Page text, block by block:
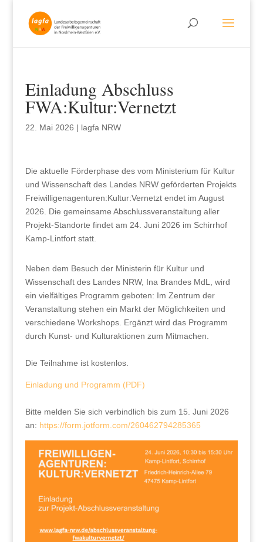
Einladung Abschluss
FWA:Kultur:Vernetzt
22. Mai 2026 | lagfa NRW
Die aktuelle Förderphase des vom Ministerium für Kultur
und Wissenschaft des Landes NRW geförderten Projekts
Freiwilligenagenturen:Kultur:Vernetzt endet im August
2026. Die gemeinsame Abschlussveranstaltung aller
Projekt-Standorte findet am 24. Juni 2026 im Schirrhof
Kamp-Lintfort statt.
Neben dem Besuch der Ministerin für Kultur und
Wissenschaft des Landes NRW, Ina Brandes MdL, wird
ein vielfältiges Programm geboten: Im Zentrum der
Veranstaltung stehen ein Markt der Möglichkeiten und
verschiedene Workshops. Ergänzt wird das Programm
durch Kunst- und Kulturaktionen zum Mitmachen.
Die Teilnahme ist kostenlos.
Einladung und Programm (PDF)
Bitte melden Sie sich verbindlich bis zum 15. Juni 2026
an: https://form.jotform.com/260462794285365